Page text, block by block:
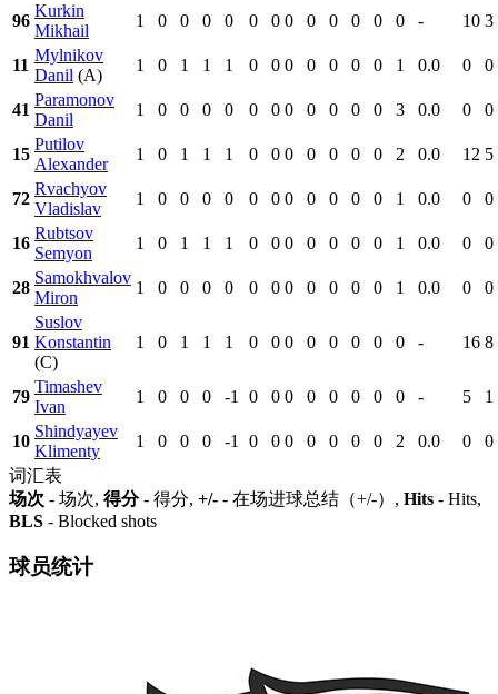
96
Kurkin
Mikhail
1 0 0 0 0 0 0 0 0 0 0 0 0 - 10 3
11
Mylnikov
Danil (A)
1 0 1 1 1 0 0 0 0 0 0 0 1 0.0 0 0
41
Paramonov
Danil
1 0 0 0 0 0 0 0 0 0 0 0 3 0.0 0 0
15
Putilov
Alexander
1 0 1 1 1 0 0 0 0 0 0 0 2 0.0 12 5
72
Rvachyov
Vladislav
1 0 0 0 0 0 0 0 0 0 0 0 1 0.0 0 0
16
Rubtsov
Semyon
1 0 1 1 1 0 0 0 0 0 0 0 1 0.0 0 0
28
Samokhvalov
Miron
1 0 0 0 0 0 0 0 0 0 0 0 1 0.0 0 0
91
Suslov
Konstantin
(C)
1 0 1 1 1 0 0 0 0 0 0 0 0 - 16 8
79
Timashev
Ivan
1 0 0 0 -1 0 0 0 0 0 0 0 0 - 5 1
10
Shindyayev
Klimenty
1 0 0 0 -1 0 0 0 0 0 0 0 2 0.0 0
0
词汇表
场次 - 场次, 得分- 得分, +/- - 在场进球总结（+/-）, Hits - Hits,
BLS - Blocked shots
球员统计